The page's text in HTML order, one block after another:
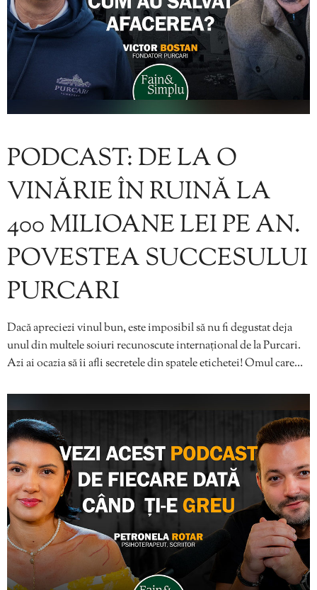
PODCAST: DE LA O
VINĂRIE ÎN RUINĂ LA
400 MILIOANE LEI PE AN.
POVESTEA SUCCESULUI
PURCARI
Dacă apreciezi vinul bun, este imposibil să nu fi degustat deja
unul din multele soiuri recunoscute internațional de la Purcari.
Azi ai ocazia să îi afli secretele din spatele etichetei! Omul care…